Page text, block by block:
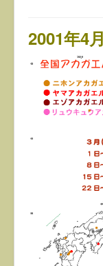
え
2001年4月